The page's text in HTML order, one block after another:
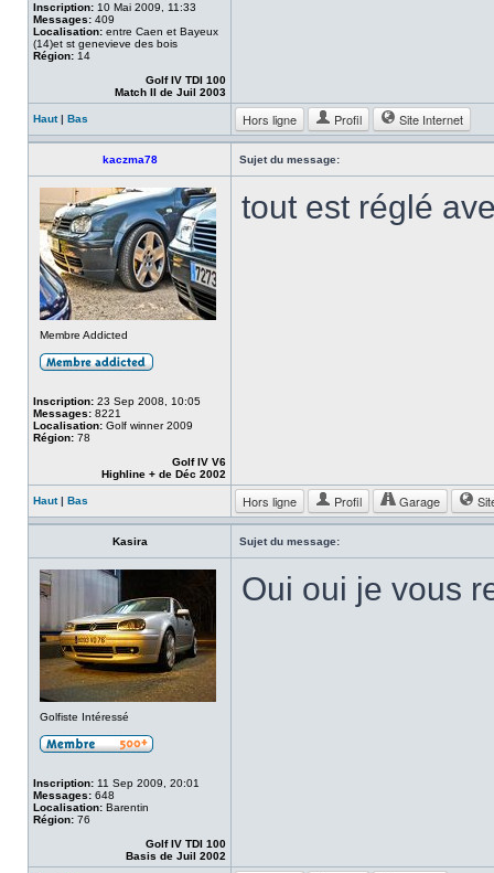
Inscription: 10 Mai 2009, 11:33
Messages: 409
Localisation: entre Caen et Bayeux
(14)et st genevieve des bois
Région: 14
Golf IV TDI 100
Match II de Juil 2003
Haut| Bas Hors ligne Profil Site Internet
kaczma78 Sujet du message:
Membre Addicted
Inscription: 23 Sep 2008, 10:05
Messages: 8221
Localisation: Golf winner 2009
Région: 78
Golf IV V6
Highline + de Déc 2002
tout est réglé
Haut| Bas Hors ligne Profil Garage
Kasira Sujet du message:
Golfiste Intéressé
Inscription: 11 Sep 2009, 20:01
Messages: 648
Localisation: Barentin
Région: 76
Golf IV TDI 100
Basis de Juil 2002
Oui oui je vous